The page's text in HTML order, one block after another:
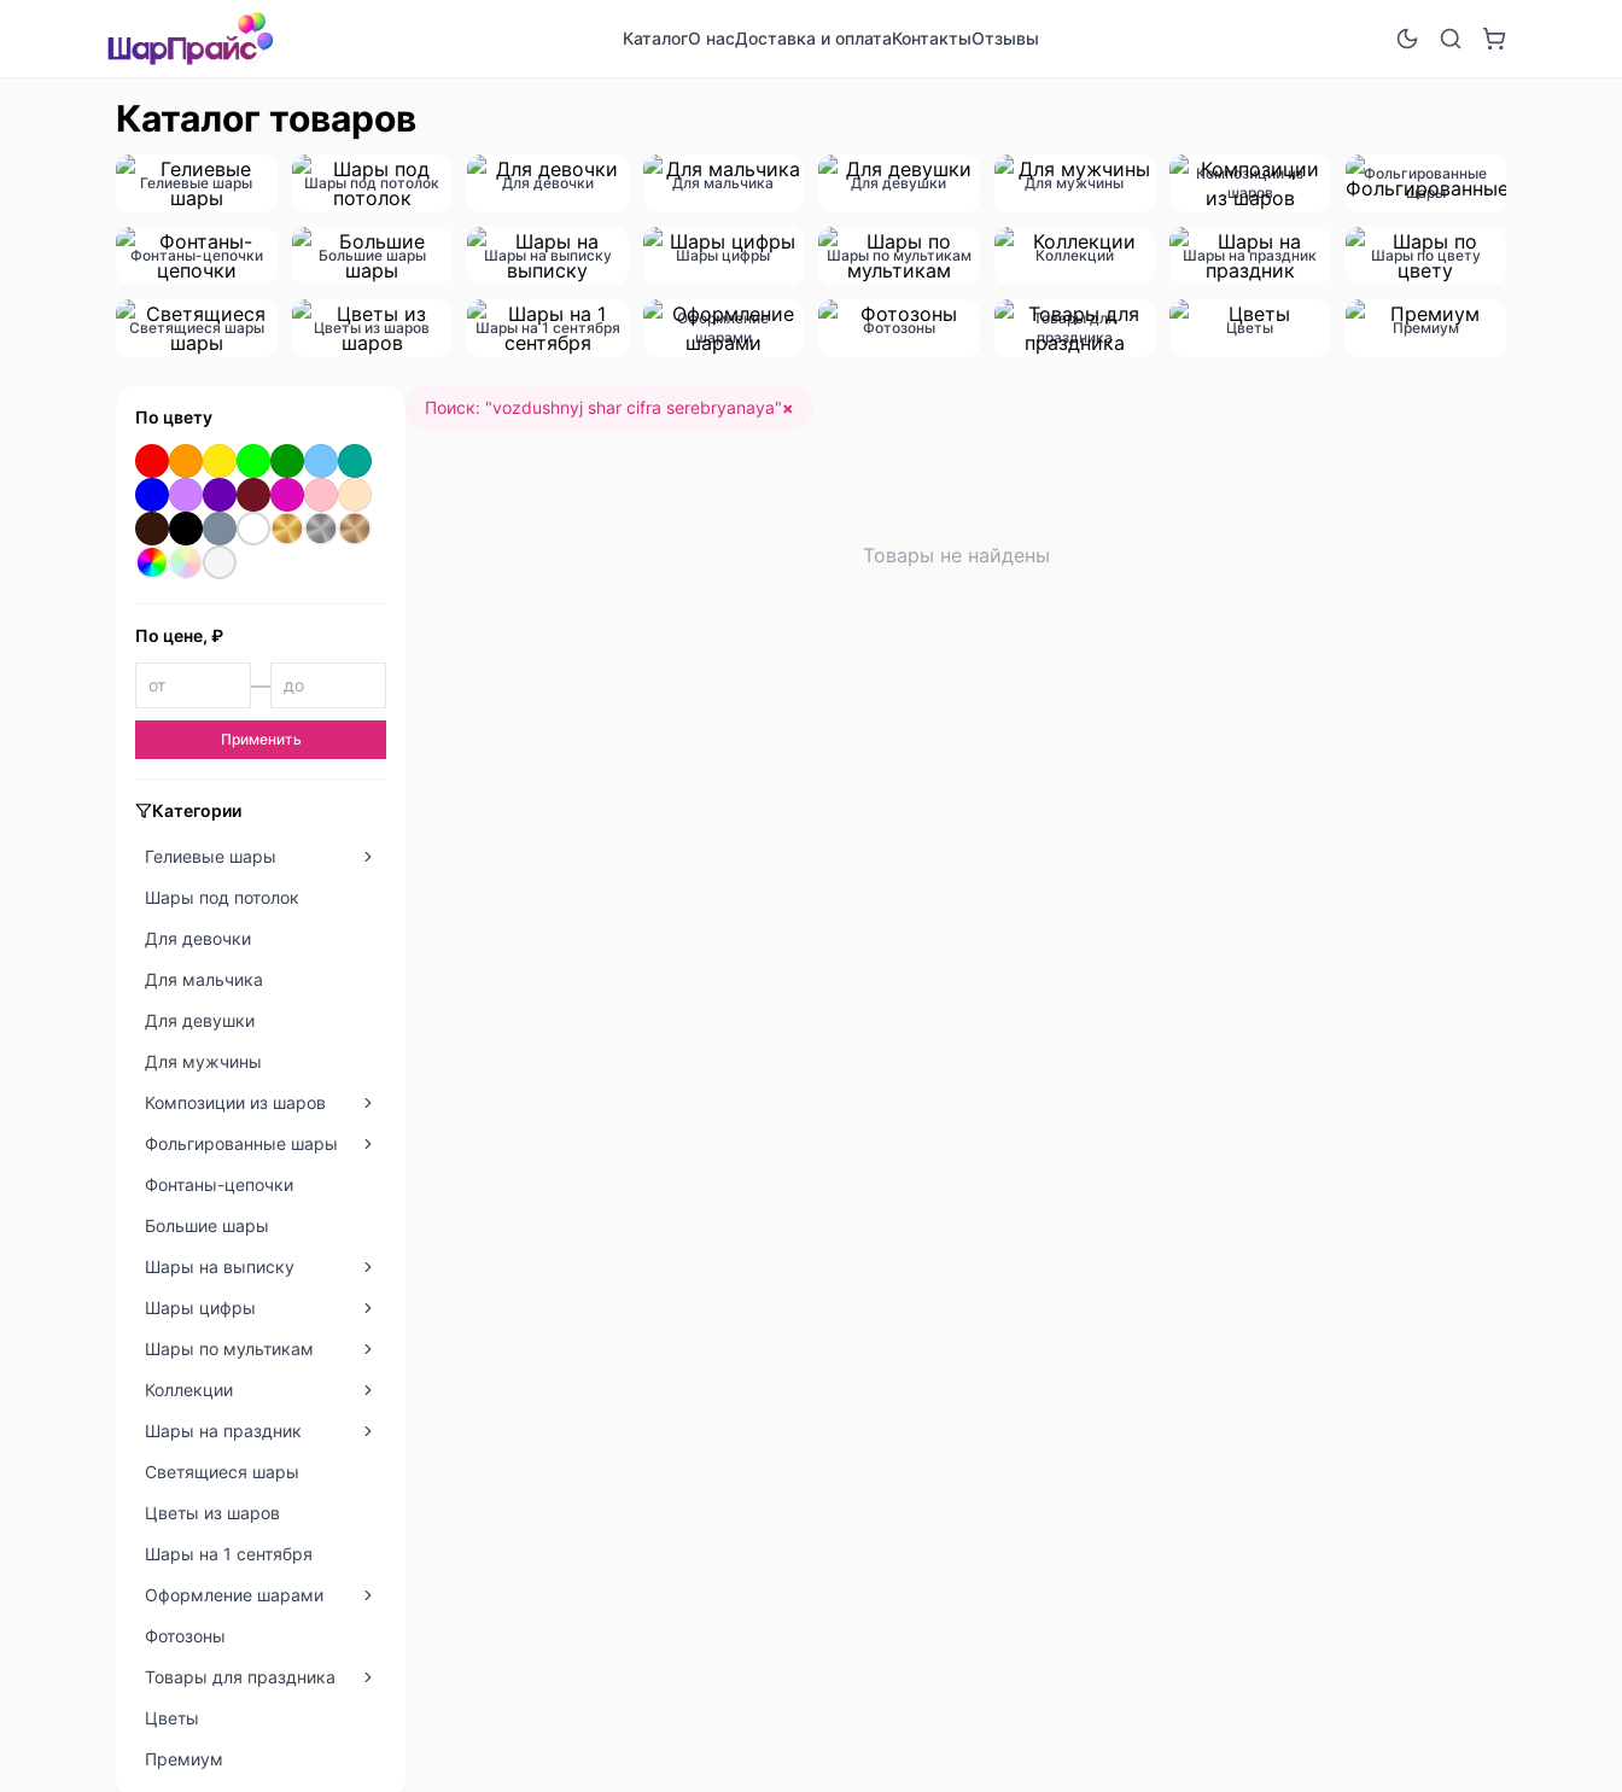
КаталогО насДоставка и оплатаКонтактыОтзывы
Каталог товаров
Гелиевые шары Шары под потолок Для девочки Для мальчика Для девушки Для мужчины
Композиции из
шаров
Фольгированные
шары
Фонтаны-цепочки Большие шары Шары на выписку Шары цифры Шары по мультикам Коллекции Шары на праздник Шары по цвету
Светящиеся шары Цветы из шаров Шары на 1 сентября
Оформление
шарами
Фотозоны
Товары для
праздника
Цветы Премиум
По цвету
По цене, ₽
—
Применить
Категории
Гелиевые шары
Шары под потолок
Для девочки
Для мальчика
Для девушки
Для мужчины
Композиции из шаров
Фольгированные шары
Фонтаны-цепочки
Большие шары
Шары на выписку
Шары цифры
Шары по мультикам
Коллекции
Шары на праздник
Светящиеся шары
Цветы из шаров
Шары на 1 сентября
Оформление шарами
Фотозоны
Товары для праздника
Цветы
Премиум
Поиск: "vozdushnyj shar cifra serebryanaya"×
Товары не найдены